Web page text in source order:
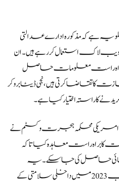
ہے کہ مذکورہ ادارے عدالتی
استعمال کر رہے ہیں۔ ان
براہ راست معلومات حاصل
کا تقاضا کرتی ہیں، نجی ڈیٹا بروکر
کا راستہ اختیار کیا ہے۔
مطابق 2025 میں امریکی محکمہ ہجرت و کسٹم نے
کا براہ راست معاہدہ کیا تاکہ
حاصل کی جا سکے۔ یہ
معاہدہ اس وقت کیا گیا جب 2023 میں داخلی سلامتی کے